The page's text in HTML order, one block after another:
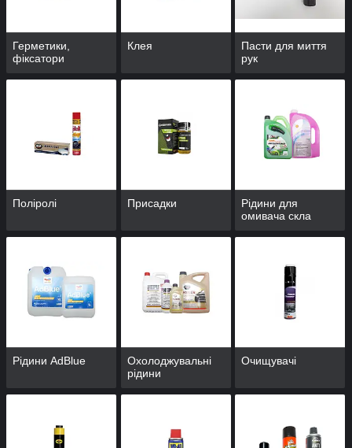
Герметики,
фіксатори
Клея
Пасти для миття
рук
Поліролі Присадки
Рідини для
омивача скла
Рідини AdBlue
Охолоджувальні
рідини
Очищувачі